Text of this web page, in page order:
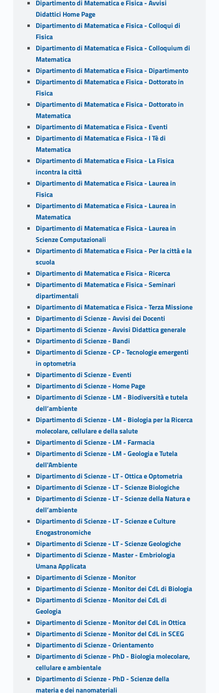
Dipartimento di Matematica e Fisica - Avvisi
Didattici Home Page
Dipartimento di Matematica e Fisica - Colloqui di
Fisica
Dipartimento di Matematica e Fisica - Colloquium di
Matematica
Dipartimento di Matematica e Fisica - Dipartimento
Dipartimento di Matematica e Fisica - Dottorato in
Fisica
Dipartimento di Matematica e Fisica - Dottorato in
Matematica
Dipartimento di Matematica e Fisica - Eventi
Dipartimento di Matematica e Fisica - I Tè di
Matematica
Dipartimento di Matematica e Fisica - La Fisica
incontra la città
Dipartimento di Matematica e Fisica - Laurea in
Fisica
Dipartimento di Matematica e Fisica - Laurea in
Matematica
Dipartimento di Matematica e Fisica - Laurea in
Scienze Computazionali
Dipartimento di Matematica e Fisica - Per la città e la
scuola
Dipartimento di Matematica e Fisica - Ricerca
Dipartimento di Matematica e Fisica - Seminari
dipartimentali
Dipartimento di Matematica e Fisica - Terza Missione
Dipartimento di Scienze - Avvisi dei Docenti
Dipartimento di Scienze - Avvisi Didattica generale
Dipartimento di Scienze - Bandi
Dipartimento di Scienze - CP - Tecnologie emergenti
in optometria
Dipartimento di Scienze - Eventi
Dipartimento di Scienze - Home Page
Dipartimento di Scienze - LM - Biodiversità e tutela
dell’ambiente
Dipartimento di Scienze - LM - Biologia per la Ricerca
molecolare, cellulare e della salute
Dipartimento di Scienze - LM - Farmacia
Dipartimento di Scienze - LM - Geologia e Tutela
dell'Ambiente
Dipartimento di Scienze - LT - Ottica e Optometria
Dipartimento di Scienze - LT - Scienze Biologiche
Dipartimento di Scienze - LT - Scienze della Natura e
dell’ambiente
Dipartimento di Scienze - LT - Scienze e Culture
Enogastronomiche
Dipartimento di Scienze - LT - Scienze Geologiche
Dipartimento di Scienze - Master - Embriologia
Umana Applicata
Dipartimento di Scienze - Monitor
Dipartimento di Scienze - Monitor dei CdL di Biologia
Dipartimento di Scienze - Monitor dei CdL di
Geologia
Dipartimento di Scienze - Monitor del CdL in Ottica
Dipartimento di Scienze - Monitor del CdL in SCEG
Dipartimento di Scienze - Orientamento
Dipartimento di Scienze - PhD - Biologia molecolare,
cellulare e ambientale
Dipartimento di Scienze - PhD - Scienze della
materia e dei nanomateriali